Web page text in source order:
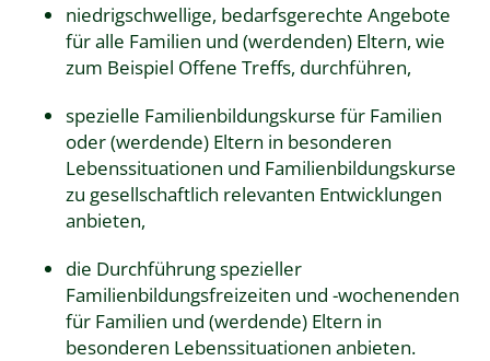
niedrigschwellige, bedarfsgerechte Angebote
für alle Familien und (werdenden) Eltern, wie
zum Beispiel Offene Treffs, durchführen,
spezielle Familienbildungskurse für Familien
oder (werdende) Eltern in besonderen
Lebenssituationen und Familienbildungskurse
zu gesellschaftlich relevanten Entwicklungen
anbieten,
die Durchführung spezieller
Familienbildungsfreizeiten und -wochenenden
für Familien und (werdende) Eltern in
besonderen Lebenssituationen anbieten.